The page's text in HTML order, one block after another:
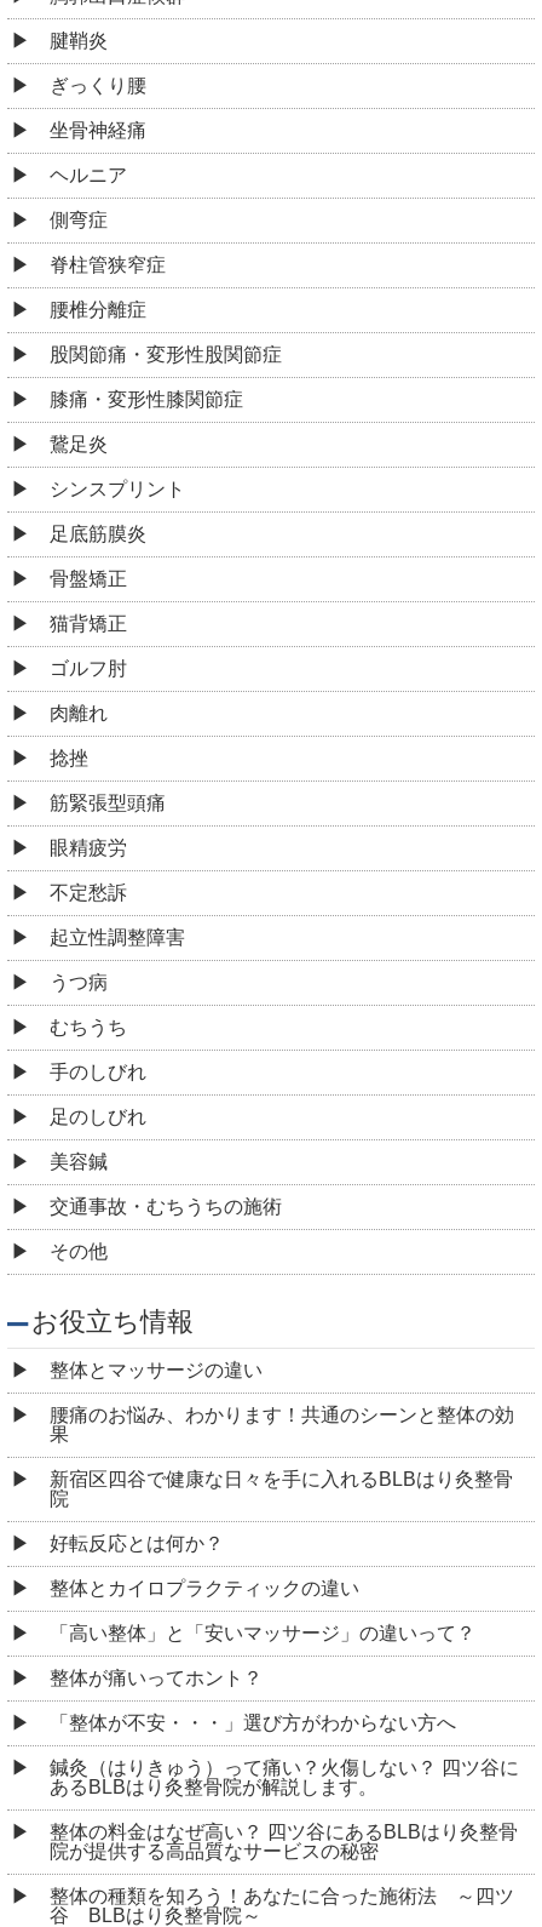
腱鞘炎
ぎっくり腰
坐骨神経痛
ヘルニア
側弯症
脊柱管狭窄症
腰椎分離症
股関節痛・変形性股関節症
膝痛・変形性膝関節症
鵞足炎
シンスプリント
足底筋膜炎
骨盤矯正
猫背矯正
ゴルフ肘
肉離れ
捻挫
筋緊張型頭痛
眼精疲労
不定愁訴
起立性調整障害
うつ病
むちうち
手のしびれ
足のしびれ
美容鍼
交通事故・むちうちの施術
その他
お役立ち情報
整体とマッサージの違い
腰痛のお悩み、わかります！共通のシーンと整体の効
果
新宿区四谷で健康な日々を手に入れるBLBはり灸整骨
院
好転反応とは何か？
整体とカイロプラクティックの違い
「高い整体」と「安いマッサージ」の違いって？
整体が痛いってホント？
「整体が不安・・・」選び方がわからない方へ
鍼灸（はりきゅう）って痛い？火傷しない？ 四ツ谷に
あるBLBはり灸整骨院が解説します。
整体の料金はなぜ高い？ 四ツ谷にあるBLBはり灸整骨
院が提供する高品質なサービスの秘密
整体の種類を知ろう！あなたに合った施術法 ～四ツ
谷 BLBはり灸整骨院～